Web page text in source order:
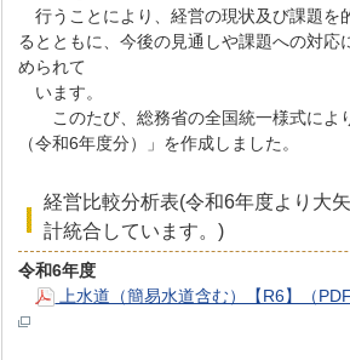
行うことにより、経営の現状及び課題を
るとともに、今後の見通しや課題への対応
められて
います。
このたび、総務省の全国統一様式によ
（令和6年度分）」を作成しました。
経営比較分析表(令和6年度より大
計統合しています。)
令和6年度
上水道（簡易水道含む）【R6】（